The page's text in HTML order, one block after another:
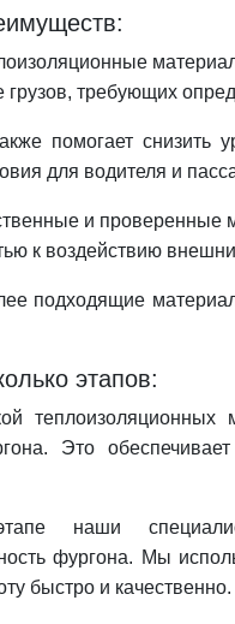
требующих
помогает снизить
для водителя и
и
к воздействию
подходящие
этапов:
Это
наши
фургона. Мы
быстро и качественно.